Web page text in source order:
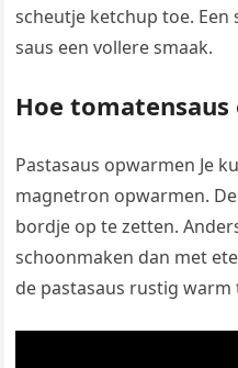
scheutje ketchup toe.
saus een vollere smaak.
Hoe
Pastasaus opwarmen Je
magnetron opwarmen.
bordje op te zetten.
schoonmaken dan met
de pastasaus rustig